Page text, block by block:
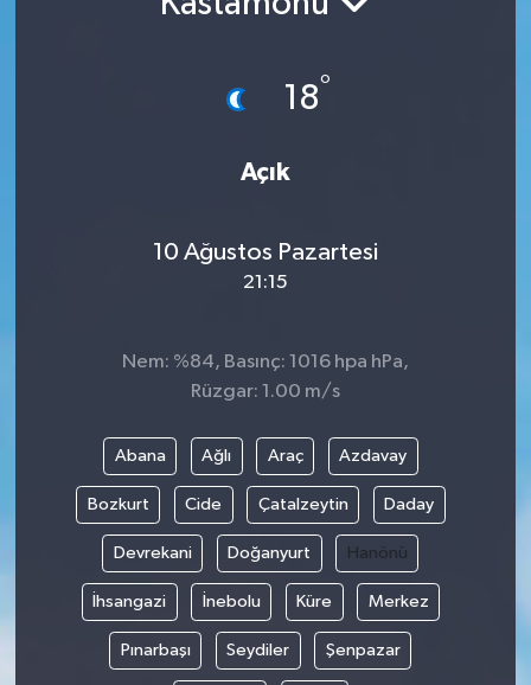
18°
Açık
10 Ağustos Pazartesi
21:15
Nem: %84, Basınç: 1016 hpa hPa,
Rüzgar: 1.00 m/s
Abana Ağlı Araç Azdavay
Bozkurt Cide Çatalzeytin Daday
Devrekani Doğanyurt Hanönü
İhsangazi İnebolu Küre Merkez
Pınarbaşı Seydiler Şenpazar